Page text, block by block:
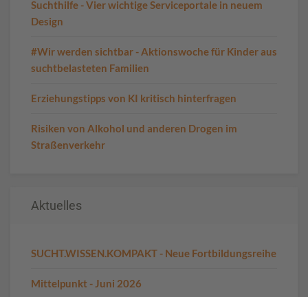
Suchthilfe - Vier wichtige Serviceportale in neuem
Design
#Wir werden sichtbar - Aktionswoche für Kinder aus
suchtbelasteten Familien
Erziehungstipps von KI kritisch hinterfragen
Risiken von Alkohol und anderen Drogen im
Straßenverkehr
Aktuelles
SUCHT.WISSEN.KOMPAKT - Neue Fortbildungsreihe
Mittelpunkt - Juni 2026